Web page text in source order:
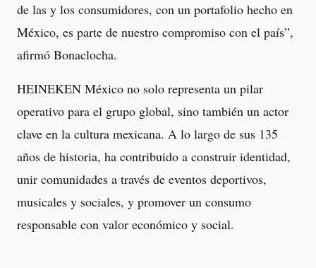
de las y los consumidores, con un portafolio hecho en
México, es parte de nuestro compromiso con el país”,
afirmó Bonaclocha.
HEINEKEN México no solo representa un pilar
operativo para el grupo global, sino también un actor
clave en la cultura mexicana. A lo largo de sus 135
años de historia, ha contribuido a construir identidad,
unir comunidades a través de eventos deportivos,
musicales y sociales, y promover un consumo
responsable con valor económico y social.